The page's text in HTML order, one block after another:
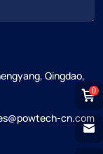
Qingdao,
cn.com
0